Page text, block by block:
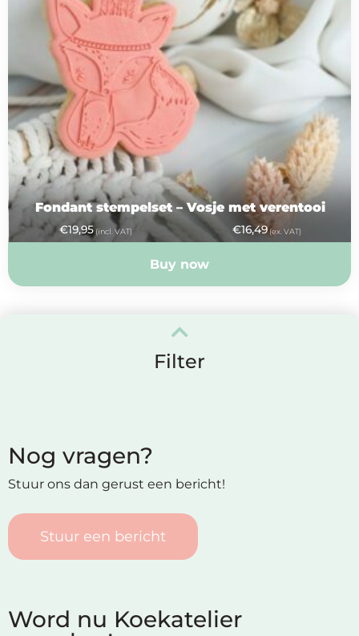
Fondant stempelset – Vosje met verentooi
€19,95(incl. VAT) €16,49(ex. VAT)
Buy now
Filter
Nog vragen?
Stuur ons dan gerust een bericht!
Stuur een bericht
Word nu Koekatelier